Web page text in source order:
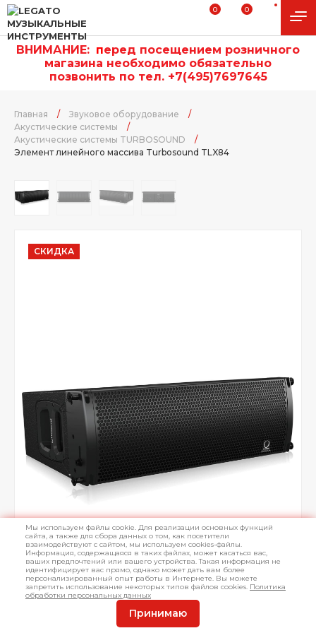
0 0
ВНИМАНИЕ: перед посещением розничного
магазина необходимо обязательно
позвонить по тел. +7(495)7697645
Главная / Звуковое оборудование
/
Акустические системы
/
Акустические системы TURBOSOUND
/
Элемент линейного массива Turbosound TLX84
СКИДКА
Мы используем файлы cookie. Для реализации основных функций
сайта, а также для сбора данных о том, как посетители
взаимодействуют с сайтом, мы используем cookies-файлы.
Информация, содержащаяся в таких файлах, может касаться вас,
ваших предпочтений или вашего устройства. Такая информация не
идентифицирует вас прямо, однако может дать вам более
персонализированный опыт работы в Интернете. Вы можете
запретить использование некоторых типов файлов cookies. Политика
обработки персональных данных
Принимаю